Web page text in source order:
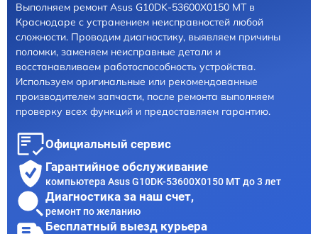
Выполняем ремонт Asus G10DK-53600X0150 MT в
Краснодаре с устранением неисправностей любой
сложности. Проводим диагностику, выявляем причины
поломки, заменяем неисправные детали и
восстанавливаем работоспособность устройства.
Используем оригинальные или рекомендованные
производителем запчасти, после ремонта выполняем
проверку всех функций и предоставляем гарантию.
Официальный сервис
Гарантийное обслуживание
компьютера Asus G10DK-53600X0150 MT до 3 лет
Диагностика за наш счет,
ремонт по желанию
Бесплатный выезд курьера